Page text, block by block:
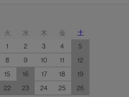
火 水 木 金
土
1
2 3 4
5
8 9 10 11
12
15 16 17 18
19
22 23 24 25
26